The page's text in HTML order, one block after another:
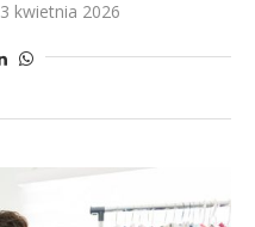
3 kwietnia 2026